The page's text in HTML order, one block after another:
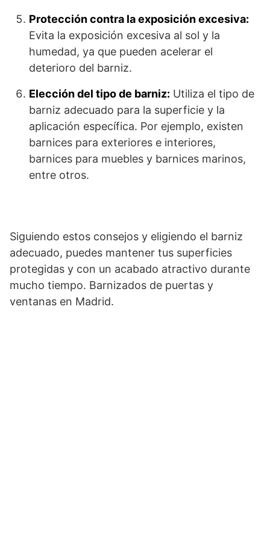
Protección contra la exposición excesiva:
Evita la exposición excesiva al sol y la
humedad, ya que pueden acelerar el
deterioro del barniz.
Elección del tipo de barniz: Utiliza el tipo de
barniz adecuado para la superficie y la
aplicación específica. Por ejemplo, existen
barnices para exteriores e interiores,
barnices para muebles y barnices marinos,
entre otros.
Siguiendo estos consejos y eligiendo el barniz
adecuado, puedes mantener tus superficies
protegidas y con un acabado atractivo durante
mucho tiempo. Barnizados de puertas y
ventanas en Madrid.